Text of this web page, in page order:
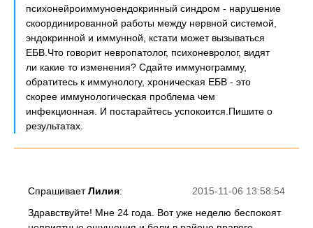
психонейроиммуноендокринный синдром - нарушение
скоординированной работы между нервной системой,
эндокринной и иммунной, кстати может вызываться
ЕБВ.Что говорит невропатолог, психоневролог, видят
ли какие то изменения? Сдайте иммунограмму,
обратитесь к иммунологу, хроническая ЕБВ - это
скорее иммунологическая проблема чем
инфекционная. И постарайтесь успокоится.Пишите о
результатах.
2015-11-06 13:58:54
СпрашиваетЛилия:
Здравствуйте! Мне 24 года. Вот уже неделю беспокоят